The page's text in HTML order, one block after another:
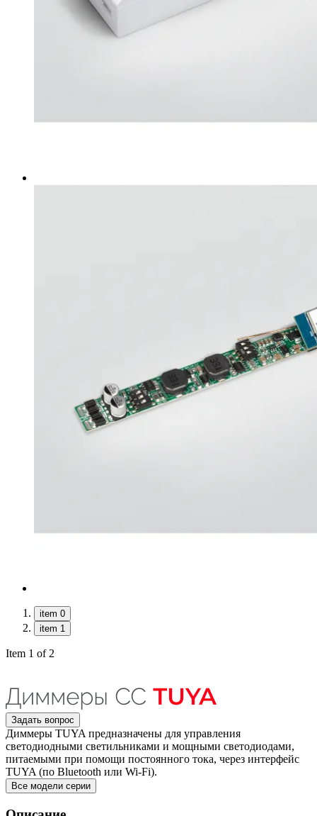
item 0
item 1
Item 1 of 2
Задать вопрос
Диммеры TUYA предназначены для управления
светодиодными светильниками и мощными светодиодами,
питаемыми при помощи постоянного тока, через интерфейс
TUYA (по Bluetooth или Wi-Fi).
Все модели серии